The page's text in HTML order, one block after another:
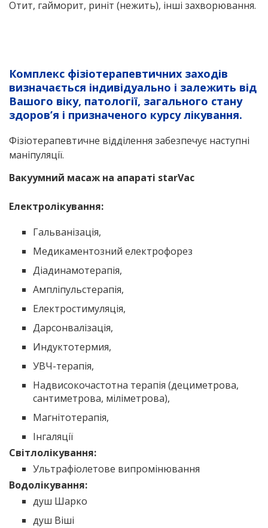
Отит, гайморит, риніт (нежить), інші захворювання.
Комплекс фізіотерапевтичних заходів
визначається індивідуально і залежить від
Вашого віку, патології, загального стану
здоров’я і призначеного курсу лікування.
Фізіотерапевтичне відділення забезпечує наступні
маніпуляції.
Вакуумний масаж на апараті starVac
Електролікування:
Гальванізація,
Медикаментозний електрофорез
Діадинамотерапія,
Ампліпульстерапія,
Електростимуляція,
Дарсонвалізація,
Индуктотермия,
УВЧ-терапія,
Надвисокочастотна терапія (дециметрова,
сантиметрова, міліметрова),
Магнітотерапія,
Інгаляції
Світлолікування:
Ультрафіолетове випромінювання
Водолікування:
душ Шарко
душ Віші